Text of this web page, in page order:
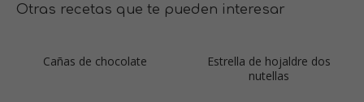
Otras recetas que te pueden interesar